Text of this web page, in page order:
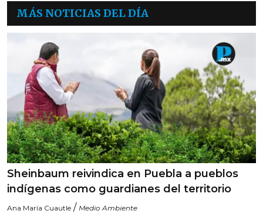
MÁS NOTICIAS DEL DÍA
Sheinbaum reivindica en Puebla a pueblos
indígenas como guardianes del territorio
Ana María Cuautle / Medio Ambiente